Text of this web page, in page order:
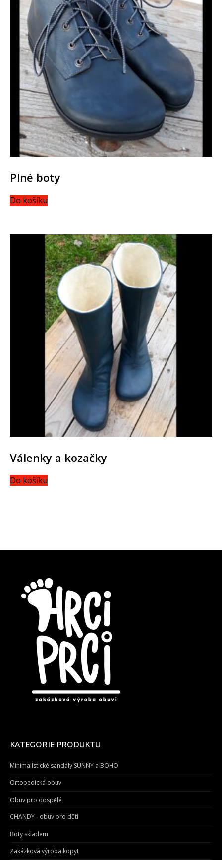
Plné boty
Do košíku
Válenky a kozačky
Do košíku
KATEGORIE PRODUKTU
Minimalistické sandály SUNNY a BOHO
Ortopedická obuv
Obuv pro dospělé
CHANDY - obuv pro děti
Boty skladem
Zakázková výroba kopyt